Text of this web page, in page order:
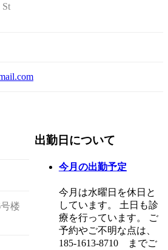
St
楼
出勤日について
今月の出勤予定
今月は水曜日を休日と
しています。 土日も診
療を行っています。 ご
予約やご不明な点は、
185-1613‐8710 までご